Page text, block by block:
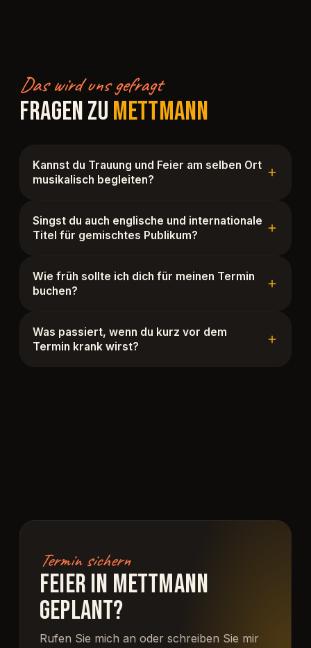
Das wird uns gefragt
FRAGEN ZUMETTMANN
Kannst du Trauung und Feier am selben Ort
musikalisch begleiten?
Singst du auch englische und internationale
Titel für gemischtes Publikum?
Wie früh sollte ich dich für meinen Termin
buchen?
Was passiert, wenn du kurz vor dem
Termin krank wirst?
Termin sichern
FEIER IN METTMANN
GEPLANT?
Rufen Sie mich an oder schreiben Sie mir